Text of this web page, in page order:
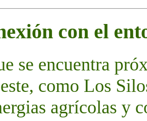
con el
se encuentra
como Los
agrícolas y